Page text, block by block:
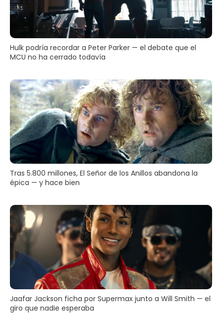
Hulk podría recordar a Peter Parker — el debate que el
MCU no ha cerrado todavía
Tras 5.800 millones, El Señor de los Anillos abandona la
épica — y hace bien
Jaafar Jackson ficha por Supermax junto a Will Smith — el
giro que nadie esperaba